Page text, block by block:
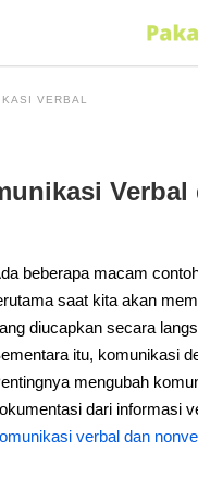
VERBAL
Verbal
beberapa macam
saat kita akan
diucapkan secara
itu, komunikasi
mengubah
dari informasi
verbal dan